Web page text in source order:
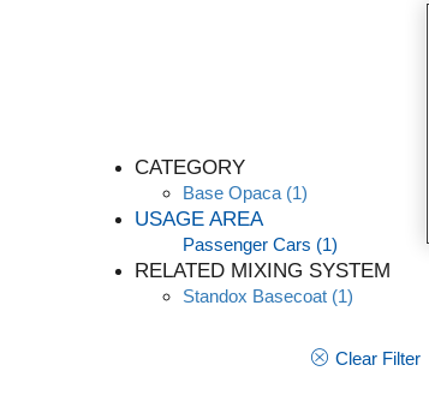
CATEGORY
Base Opaca (1)
USAGE AREA
Passenger Cars (1)
RELATED MIXING SYSTEM
Standox Basecoat (1)
Clear Filter